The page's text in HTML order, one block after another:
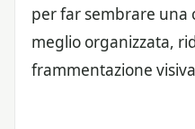
per far sembrare una
meglio organizzata,
frammentazione